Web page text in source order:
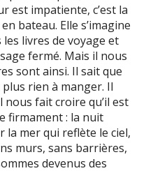
est impatiente, c’est la
bateau. Elle s’imagine
livres de voyage et
fermé. Mais il nous
sont ainsi. Il sait que
rien à manger. Il
fait croire qu’il est
firmament : la nuit
la mer qui reflète le ciel,
murs, sans barrières,
devenus des